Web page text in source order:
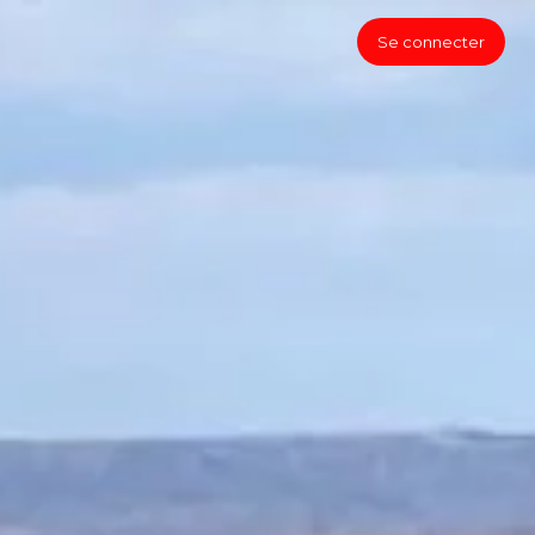
Se connecter